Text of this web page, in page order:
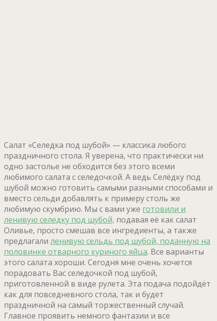
Салат «Селедка под шубой» — классика любого
праздничного стола. Я уверена, что практически ни
одно застолье не обходится без этого всеми
любимого салата с селедочкой. А ведь Селёдку под
шубой можно готовить самыми разными способами и
вместо сельди добавлять к примеру столь же
любимую скумбрию. Мы с вами уже готовили и
ленивую селедку под шубой, подавая её как салат
Оливье, просто смешав все ингредиенты, а также
предлагали ленивую сельдь под шубой, поданную на
половинке отварного куриного яйца. Все варианты
этого салата хороши. Сегодня мне очень хочется
порадовать Вас селедочкой под шубой,
приготовленной в виде рулета. Эта подача подойдёт
как для повседневного стола, так и будет
праздничной на самый торжественный случай.
Главное проявить немного фантазии и все